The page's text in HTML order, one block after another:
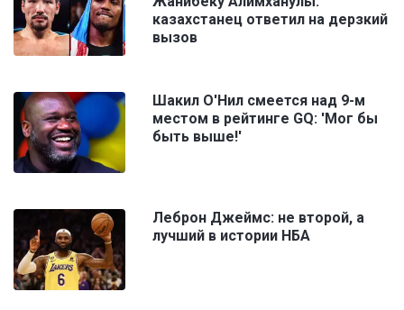
казахстанец ответил на дерзкий
вызов
Шакил О'Нил смеется над 9-м
местом в рейтинге GQ: 'Мог бы
быть выше!'
Леброн Джеймс: не второй, а
лучший в истории НБА